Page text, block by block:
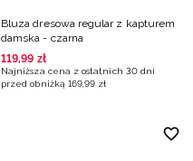
Bluza dresowa regular z kapturem
damska - czarna
119,99 zł
Najniższa cena z ostatnich 30 dni
przed obniżką 169,99 zł